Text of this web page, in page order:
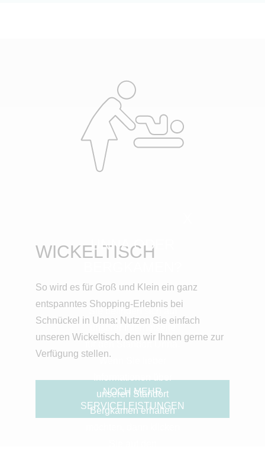
UNNA ODER
Sie befinden sich auf
unserer Internetseite
für den Standort Unna.
Wenn Sie lieber
unseren Standort
Bergkamen erhalten
WICKELTISCH
So wird es für Groß und Klein ein ganz
entspanntes Shopping-Erlebnis bei
Schnückel in Unna: Nutzen Sie einfach
unseren Wickeltisch, den wir Ihnen gerne zur
Verfügung stellen.
NOCH MEHR
SERVICELEISTUNGEN